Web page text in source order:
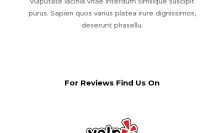
purus. Sapien quos varius platea irure dignissimos,
deserunt phasellu.
For Reviews Find Us On